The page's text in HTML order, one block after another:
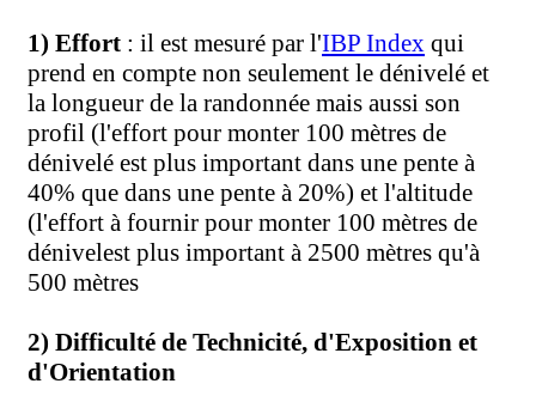
1) Effort : il est mesuré par l'IBP Index qui
prend en compte non seulement le dénivelé et
la longueur de la randonnée mais aussi son
profil (l'effort pour monter 100 mètres de
dénivelé est plus important dans une pente à
40% que dans une pente à 20%) et l'altitude
(l'effort à fournir pour monter 100 mètres de
dénivelest plus important à 2500 mètres qu'à
500 mètres
2) Difficulté de Technicité, d'Exposition et
d'Orientation